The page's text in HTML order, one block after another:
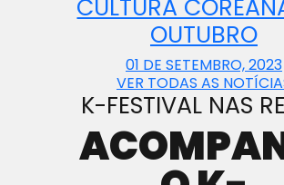
CULTURA
OUTUBRO
01 DE SETEMBRO, 2023
VER TODAS AS
K-FESTIVAL NAS